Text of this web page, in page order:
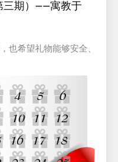
三期）——寓教于
也希望礼物能够安全、